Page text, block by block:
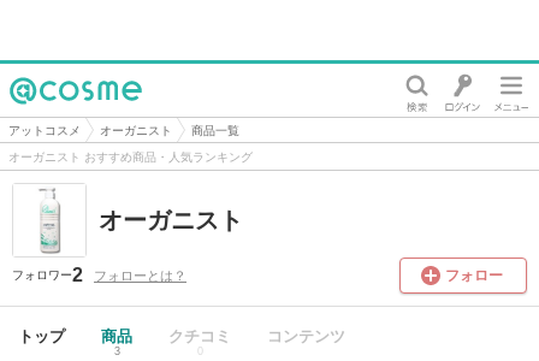
@cosme
アットコスメ オーガニスト
商品一覧
オーガニスト おすすめ商品・人気ランキング
オーガニスト
フォロワー2 フォローとは？ フォロー
トップ 商品
3
クチコミ
0
コンテンツ